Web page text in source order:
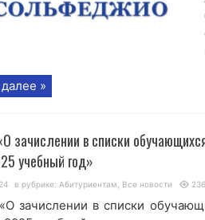
»
зачислении в списки
учебный год»
в рубрике: Абитуриентам Все новости
зачислении в списки